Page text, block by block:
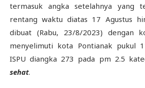
termasuk angka setelahnya yang
rentang waktu diatas 17 Agustus
dibuat (Rabu, 23/8/2023) dengan
menyelimuti kota Pontianak pukul
ISPU diangka 273 pada pm 2.5
sehat.